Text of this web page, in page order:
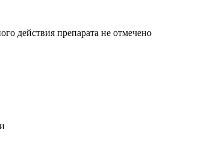
действия препарата не отмечено